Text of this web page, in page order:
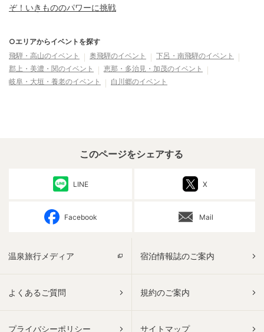
ぞ！いきもののパワーに挑戦
○エリアからイベントを探す
飛騨・高山のイベント 奥飛騨のイベント 下呂・南飛騨のイベント
郡上・美濃・関のイベント 恵那・多治見・加茂のイベント
岐阜・大垣・養老のイベント 白川郷のイベント
このページをシェアする
LINE X
Facebook Mail
温泉旅行メディア 宿泊情報誌のご案内
よくあるご質問 規約のご案内
プライバシーポリシー サイトマップ